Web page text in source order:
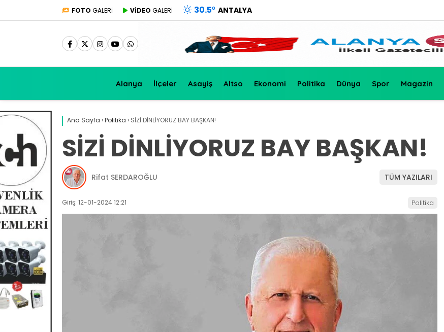
FOTO GALERİ VİDEO GALERİ 30.5° ANTALYA
Alanya İlçeler Asayiş Altso Ekonomi Politika Dünya Spor Magazin
Ana Sayfa ›Politika › SİZİ DİNLİYORUZ BAY BAŞKAN!
SİZİ DİNLİYORUZ BAY BAŞKAN!
Rifat SERDAROĞLU TÜM YAZILARI
Giriş: 12-01-2024 12:21 Politika